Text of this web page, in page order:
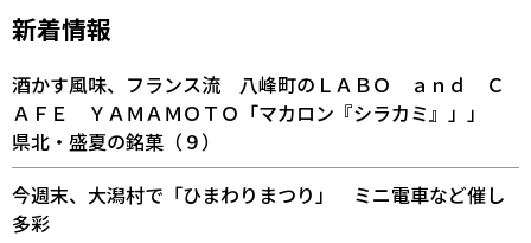
新着情報
酒かす風味、フランス流 八峰町のＬＡＢＯ ａｎｄ Ｃ
ＡＦＥ ＹＡＭＡＭＯＴＯ「マカロン『シラカミ』」」
県北・盛夏の銘菓（９）
今週末、大潟村で「ひまわりまつり」 ミニ電車など催し
多彩